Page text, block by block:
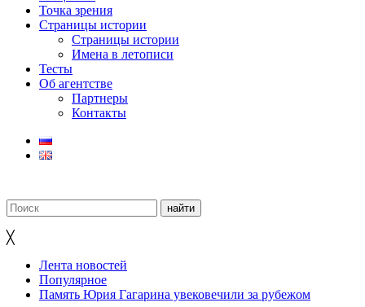
Точка зрения
Страницы истории
Страницы истории
Имена в летописи
Тесты
Об агентстве
Партнеры
Контакты
╳
Лента новостей
Популярное
Память Юрия Гагарина увековечили за рубежом